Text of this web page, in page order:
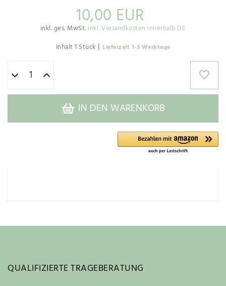
10,00 EUR
inkl. ges. MwSt. inkl. Versandkosten innerhalb DE
Inhalt1 Stück | Lieferzeit 1-3 Werktage
IN DEN WARENKORB
QUALIFIZIERTE TRAGEBERATUNG